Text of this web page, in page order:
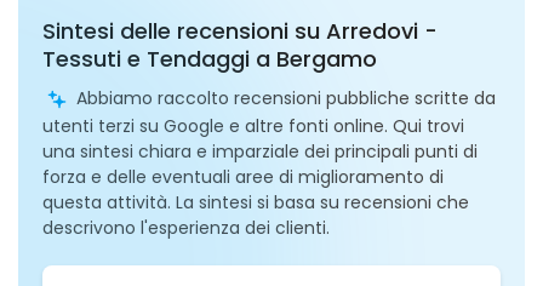
Sintesi delle recensioni su Arredovi -
Tessuti e Tendaggi a Bergamo
Abbiamo raccolto recensioni pubbliche scritte da
utenti terzi su Google e altre fonti online. Qui trovi
una sintesi chiara e imparziale dei principali punti di
forza e delle eventuali aree di miglioramento di
questa attività. La sintesi si basa su recensioni che
descrivono l'esperienza dei clienti.